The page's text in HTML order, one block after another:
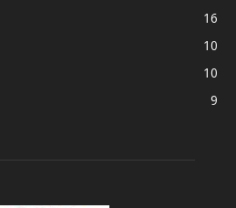
16
10
10
9